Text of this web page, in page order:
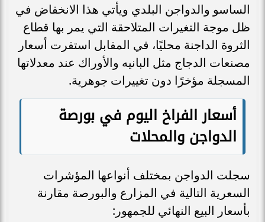
الساسو والدواجن البلدي ويأتي هذا الانخفاض في
ظل موجة التغيرات المتلاحقة التي يمر بها قطاع
الثروة الداجنة محليًا، في المقابل استقرت أسعار
مصنعات الدجاج مثل البانيه والأوراك عند معدلاتها
المسجلة مؤخرًا دون تغييرات جوهرية.
أسعار الفراخ اليوم في بورصة
الدواجن والمحلات
سجلت الدواجن بمختلف أنواعها المؤشرات
السعرية التالية في المزارع والبورصة مقارنة
بأسعار البيع النهائي للجمهور: